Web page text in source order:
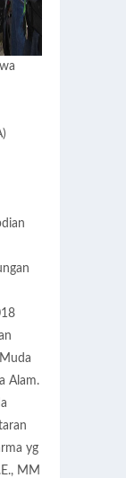
Alam.
yg
MM